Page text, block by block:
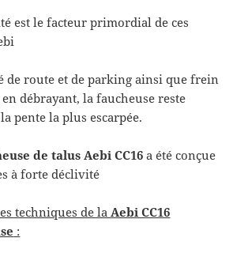
est le facteur primordial de ces
de route et de parking ainsi que frein
en débrayant, la faucheuse reste
pente la plus escarpée.
de talus Aebi CC16 a été conçue
à forte déclivité
techniques de laAebi CC16
: